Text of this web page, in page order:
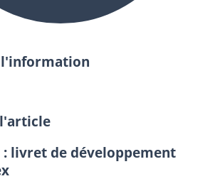
l'information
livret de développement